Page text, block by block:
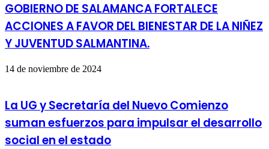
GOBIERNO DE SALAMANCA FORTALECE
ACCIONES A FAVOR DEL BIENESTAR DE LA NIÑEZ
Y JUVENTUD SALMANTINA.
14 de noviembre de 2024
La UG y Secretaría del Nuevo Comienzo
suman esfuerzos para impulsar el desarrollo
social en el estado